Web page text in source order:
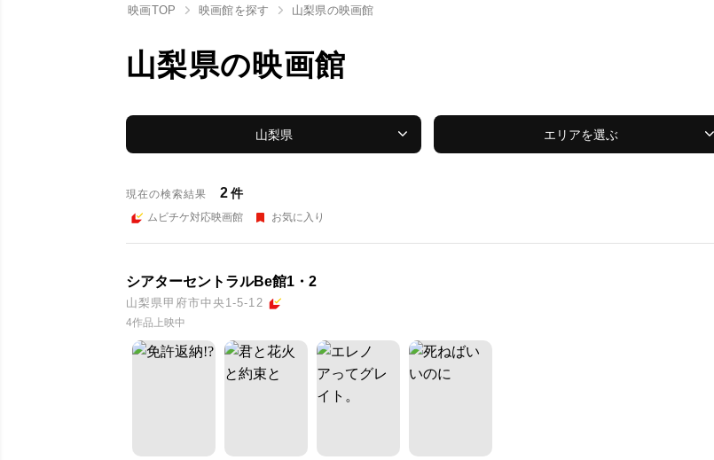
映画TOP 映画館を探す 山梨県の映画館
山梨県の映画館
山梨県 エリアを選ぶ
現在の検索結果 2件
ムビチケ対応映画館 お気に入り
シアターセントラルBe館1・2
山梨県甲府市中央1-5-12
4作品上映中